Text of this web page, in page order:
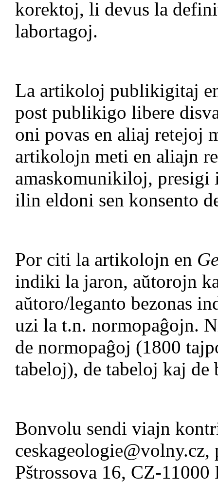
korektoj, li devus la
labortagoj.
La artikoloj publikigitaj
post publikigo libere
oni povas en aliaj retejoj
artikolojn meti en aliajn
amaskomunikiloj, presigi
ilin eldoni sen konsento
Por citi la artikolojn en
indiki la jaron, aŭtorojn
aŭtoro/leganto bezonas
uzi la t.n. normopaĝojn.
de normopaĝoj (1800
tabeloj), de tabeloj kaj de
Bonvolu sendi viajn
ceskageologie@volny.cz,
Pštrossova 16, CZ-11000